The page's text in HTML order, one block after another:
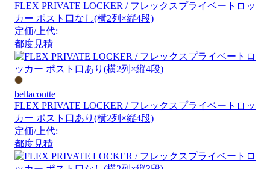
FLEX PRIVATE LOCKER / フレックスプライベートロッ
カー ポスト口なし(横2列×縦4段)
定価/上代:
都度見積
bellacontte
FLEX PRIVATE LOCKER / フレックスプライベートロッ
カー ポスト口あり(横2列×縦4段)
定価/上代:
都度見積